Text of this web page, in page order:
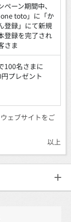
ペーン期間中、
one toto」に「か
登録」にて新規
登録を完了され
さま
100名さまに
プレゼント
ェブサイトをご
以上